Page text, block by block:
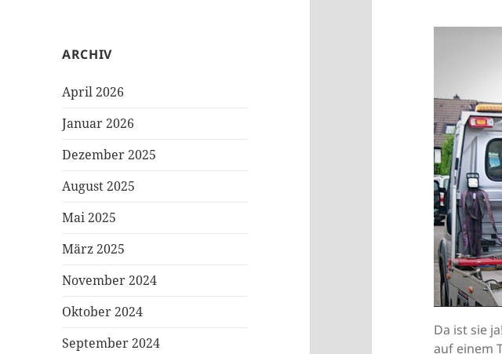
ARCHIV
April 2026
Januar 2026
Dezember 2025
August 2025
Mai 2025
März 2025
November 2024
Oktober 2024
September 2024
Da ist sie
auf einem